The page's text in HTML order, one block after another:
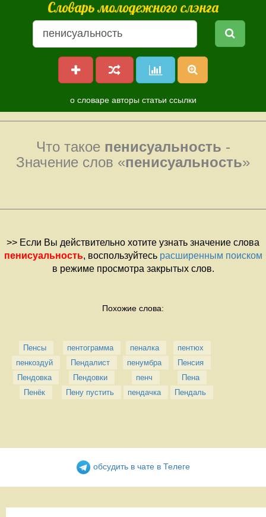
Словарь молодежного слэнга
о словаре авторы статьи ссылки
Что такое пенисуальность -
Значение слов «пенисуальность»
>> Если Вы действительно хотите узнать значение слова
пенисуальность, воспользуйтесь расширенным поиском
в режиме просмотра закрытых слов.
Похожие слова:
Пенсы
пенкоздуй
Пендовка
Пенёк
пентограмма
Пендалист
Пендовки
Пену пустить
пеналка
пенумбра
пенч
пендачка
пентюх
Пенсия
Пена
Пендаль
обсудить в чате в Телеге